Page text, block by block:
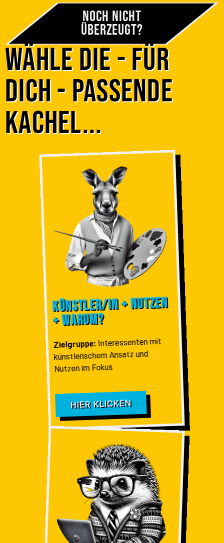
Noch nicht
überzeugt?
Wähle die - für
dich - passende
Kachel...
Künstler/IN + Nutzen
+ Warum?
Zielgruppe:Interessenten mit
künstlerischem Ansatz und
Nutzen im Fokus
HIER KLICKEN